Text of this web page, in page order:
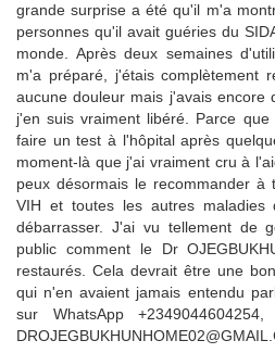
grande surprise a été qu'il m'a
personnes qu'il avait guéries du
monde. Après deux semaines
m'a préparé, j'étais complètement
aucune douleur mais j'avais encore
j'en suis vraiment libéré. Parce
faire un test à l'hôpital après
moment-là que j'ai vraiment cru à
peux désormais le recommander à
VIH et toutes les autres maladies
débarrasser. J'ai vu tellement de
public comment le Dr
restaurés. Cela devrait être une
qui n'en avaient jamais entendu
sur WhatsApp